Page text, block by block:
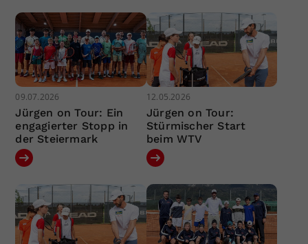
09.07.2026
Jürgen on Tour: Ein
engagierter Stopp in
der Steiermark
12.05.2026
Jürgen on Tour:
Stürmischer Start
beim WTV